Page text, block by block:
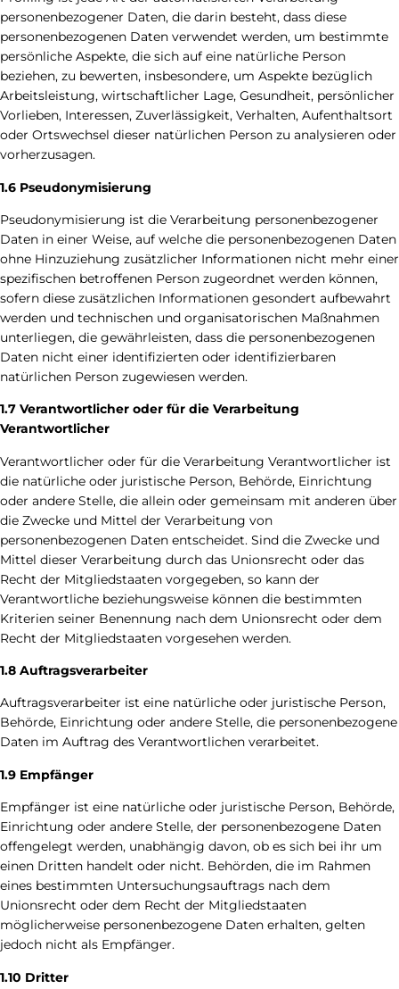
personenbezogener Daten, die darin besteht, dass diese
personenbezogenen Daten verwendet werden, um bestimmte
persönliche Aspekte, die sich auf eine natürliche Person
beziehen, zu bewerten, insbesondere, um Aspekte bezüglich
Arbeitsleistung, wirtschaftlicher Lage, Gesundheit, persönlicher
Vorlieben, Interessen, Zuverlässigkeit, Verhalten, Aufenthaltsort
oder Ortswechsel dieser natürlichen Person zu analysieren oder
vorherzusagen.
1.6 Pseudonymisierung
Pseudonymisierung ist die Verarbeitung personenbezogener
Daten in einer Weise, auf welche die personenbezogenen Daten
ohne Hinzuziehung zusätzlicher Informationen nicht mehr einer
spezifischen betroffenen Person zugeordnet werden können,
sofern diese zusätzlichen Informationen gesondert aufbewahrt
werden und technischen und organisatorischen Maßnahmen
unterliegen, die gewährleisten, dass die personenbezogenen
Daten nicht einer identifizierten oder identifizierbaren
natürlichen Person zugewiesen werden.
1.7 Verantwortlicher oder für die Verarbeitung
Verantwortlicher
Verantwortlicher oder für die Verarbeitung Verantwortlicher ist
die natürliche oder juristische Person, Behörde, Einrichtung
oder andere Stelle, die allein oder gemeinsam mit anderen über
die Zwecke und Mittel der Verarbeitung von
personenbezogenen Daten entscheidet. Sind die Zwecke und
Mittel dieser Verarbeitung durch das Unionsrecht oder das
Recht der Mitgliedstaaten vorgegeben, so kann der
Verantwortliche beziehungsweise können die bestimmten
Kriterien seiner Benennung nach dem Unionsrecht oder dem
Recht der Mitgliedstaaten vorgesehen werden.
1.8 Auftragsverarbeiter
Auftragsverarbeiter ist eine natürliche oder juristische Person,
Behörde, Einrichtung oder andere Stelle, die personenbezogene
Daten im Auftrag des Verantwortlichen verarbeitet.
1.9 Empfänger
Empfänger ist eine natürliche oder juristische Person, Behörde,
Einrichtung oder andere Stelle, der personenbezogene Daten
offengelegt werden, unabhängig davon, ob es sich bei ihr um
einen Dritten handelt oder nicht. Behörden, die im Rahmen
eines bestimmten Untersuchungsauftrags nach dem
Unionsrecht oder dem Recht der Mitgliedstaaten
möglicherweise personenbezogene Daten erhalten, gelten
jedoch nicht als Empfänger.
1.10 Dritter